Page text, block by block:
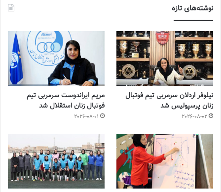
نوشته‌های تازه
نیلوفر اردلان سرمربی تیم فوتبال
زنان پرسپولیس شد
2026-08-02
مریم ایراندوست سرمربی تیم
فوتبال زنان استقلال شد
2026-08-01